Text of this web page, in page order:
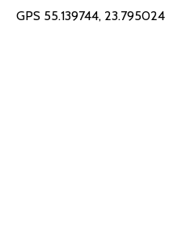
GPS 55.139744, 23.795024